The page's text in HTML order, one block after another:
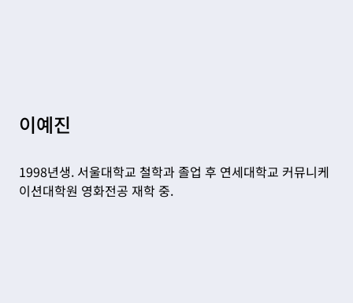
이예진
1998년생. 서울대학교 철학과 졸업 후 연세대학교 커뮤니케
이션대학원 영화전공 재학 중.